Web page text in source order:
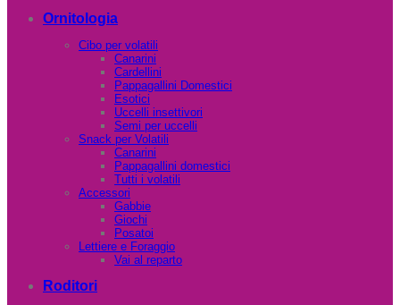
Ornitologia
Cibo per volatili
Canarini
Cardellini
Pappagallini Domestici
Esotici
Uccelli insettivori
Semi per uccelli
Snack per Volatili
Canarini
Pappagallini domestici
Tutti i volatili
Accessori
Gabbie
Giochi
Posatoi
Lettiere e Foraggio
Vai al reparto
Roditori